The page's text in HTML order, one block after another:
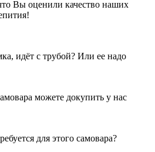
Вы оценили качество наших
идёт с трубой? Или ее надо
можете докупить у нас
для этого самовара?